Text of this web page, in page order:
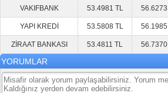
VAKIFBANK 53.4981 TL
YAPI KREDİ 53.5808 TL
ZİRAAT BANKASI 53.4811 TL
YORUMLAR